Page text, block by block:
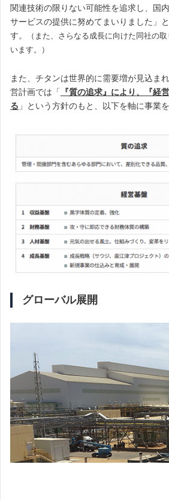
関連技術の限りない可能性を追求し、国
サービスの提供に努めてまいりました」と
す。
（また、さらなる成長に向けた同社の
います。）
また、チタンは世界的に需要増が見込ま
営計画では「
『質の追求』により、『経
る 」という方針のもと、以下を軸に事業
グローバル展開